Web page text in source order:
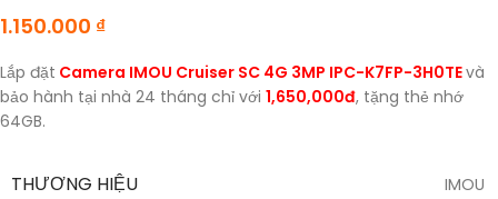
1.150.000 ₫
Lắp đặt Camera IMOU Cruiser SC 4G 3MP IPC-K7FP-3H0TEvà
bảo hành tại nhà 24 tháng chỉ với 1,650,000đ, tặng thẻ nhớ
64GB.
THƯƠNG HIỆU IMOU